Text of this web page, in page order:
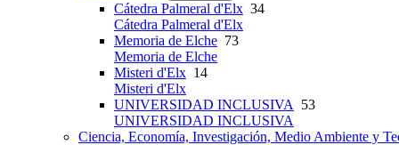
Cátedra Palmeral d'Elx 34
Cátedra Palmeral d'Elx
Memoria de Elche 73
Memoria de Elche
Misteri d'Elx 14
Misteri d'Elx
UNIVERSIDAD INCLUSIVA
53
UNIVERSIDAD INCLUSIVA
Ciencia, Economía, Investigación, Medio Ambiente y